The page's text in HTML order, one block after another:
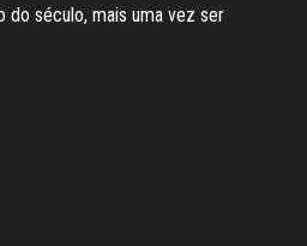
do século, mais uma vez ser